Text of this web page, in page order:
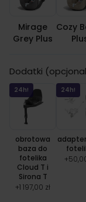
Mirage
Grey Plus
Cozy
Dodatki
24h!
obrotowa
baza do
fotelika
Cloud T i
Sirona T
+1 197,00 zł
24h!
+